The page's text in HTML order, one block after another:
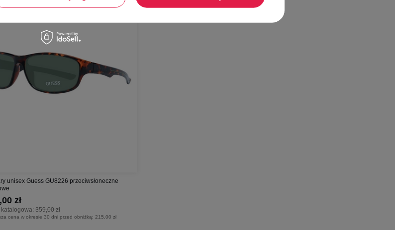
unisex Guess GU8226 przeciwsłoneczne
359,00 zł
zł
cena w okresie 30 dni przed obniżką: 215,00 zł